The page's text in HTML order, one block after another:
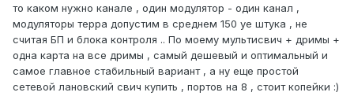
то каком нужно канале , один модулятор - один канал ,
модуляторы терра допустим в среднем 150 уе штука , не
считая БП и блока контроля .. По моему мультисвич + дримы +
одна карта на все дримы , самый дешевый и оптимальный и
самое главное стабильный вариант , а ну еще простой
сетевой лановский свич купить , портов на 8 , стоит копейки :)